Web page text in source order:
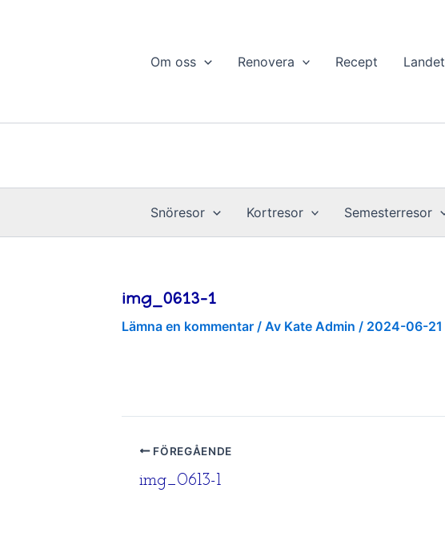
Om oss Renovera Recept Landet
Snöresor Kortresor Semesterresor
img_0613-1
Lämna en kommentar / Av Kate Admin / 2024-06-21
FÖREGÅENDE
img_0613-1